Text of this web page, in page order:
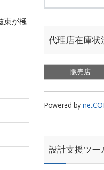
束が極
代理店在庫状
販売店
Powered by
設計支援ツー